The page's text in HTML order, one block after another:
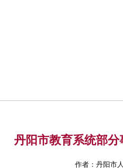
丹阳市教育系统部
作者：丹阳市